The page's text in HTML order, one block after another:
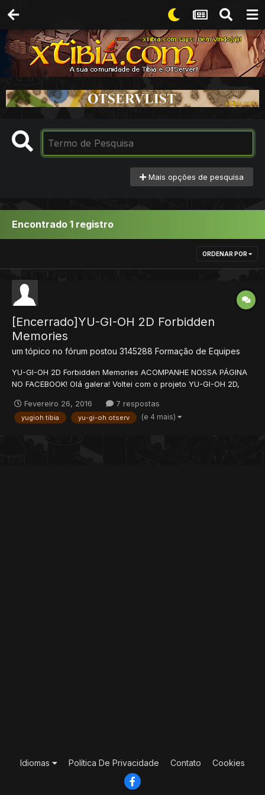
Mais opções de pesquisa
Encontrado 1 registro
ORDENAR POR
[Encerrado]YU-GI-OH 2D Forbidden
Memories
um tópico no fórum postou 3145288 Formação de Equipes
YU-GI-OH 2D Forbidden Memories ACOMPANHE NOSSA PÁGINA
NO FACEBOOK! Olá galera! Voltei com o projeto YU-GI-OH 2D,
jogo ainda está em construção, ainda temos um longo caminho
pela frente, mas, concluímos alguns sistemas q...
Fevereiro 26, 2016 7 respostas
yugioh tibia yu-gi-oh otserv (e 4 mais)
Idiomas Política De Privacidade Contato Cookies